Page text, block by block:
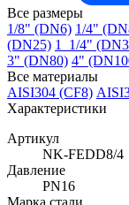
Все размеры
1/8" (DN6) 1/4"
(DN25) 1_1/4"
3" (DN80) 4"
Все материалы
AISI304 (CF8)
Характеристики
Артикул
NK-FEDD8/4
Давление
PN16